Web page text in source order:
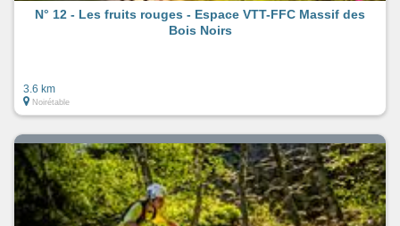
N° 12 - Les fruits rouges - Espace VTT-FFC Massif des
Bois Noirs
3.6 km
Noirétable